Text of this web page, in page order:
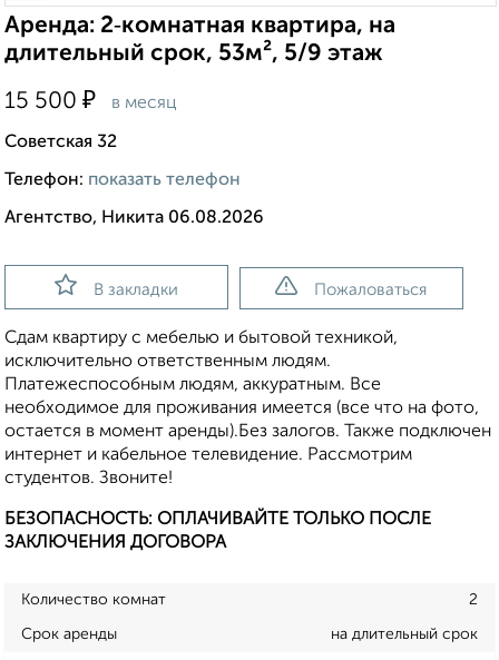
Аренда: 2‑комнатная квартира, на
длительный срок, 53м², 5/9 этаж
15 500 ₽ в месяц
Советская 32
Телефон: показать телефон
Агентство, Никита 06.08.2026
В закладки Пожаловаться
Сдам квартиру с мебелью и бытовой техникой,
исключительно ответственным людям.
Платежеспособным людям, аккуратным. Все
необходимое для проживания имеется (все что на фото,
остается в момент аренды).Без залогов. Также подключен
интернет и кабельное телевидение. Рассмотрим
студентов. Звоните!
БЕЗОПАСНОСТЬ: ОПЛАЧИВАЙТЕ ТОЛЬКО ПОСЛЕ
ЗАКЛЮЧЕНИЯ ДОГОВОРА
Количество комнат 2
Срок аренды на длительный срок